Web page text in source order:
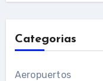
Categorias
Aeropuertos